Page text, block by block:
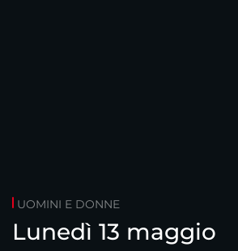
UOMINI E DONNE
Lunedì 13 maggio